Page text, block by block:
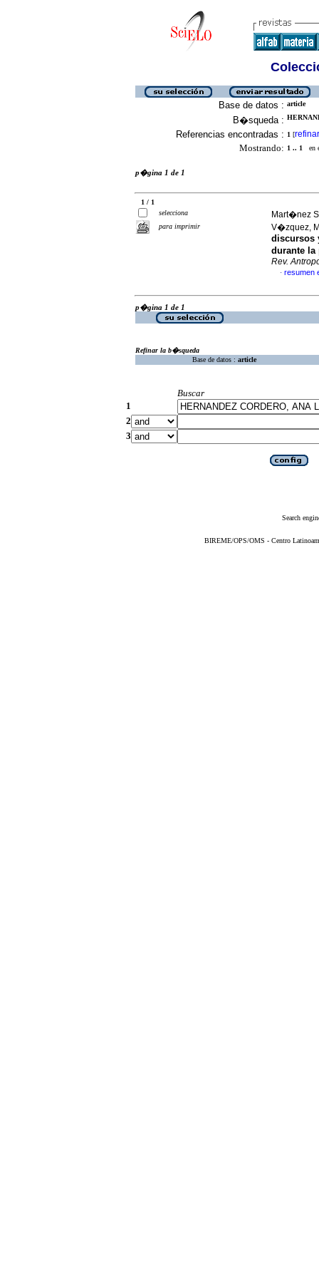
Base de datos : article
B�squeda :
Referencias encontradas : 1 [refinar
Mostrando: 1 .. 1 en
p�gina 1 de 1
1 / 1
selecciona
para imprimir
Mart�nez
V�zquez,
discursos
durante la
Rev.
· resumen
p�gina 1 de 1
Refinar la b�squeda
Base de datos : article
Buscar
1
2
3
Search
BIREME/OPS/OMS - Centro